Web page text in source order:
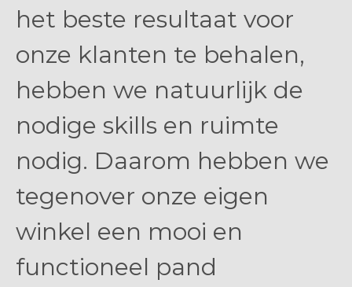
het beste resultaat voor
onze klanten te behalen,
hebben we natuurlijk de
nodige skills en ruimte
nodig. Daarom hebben we
tegenover onze eigen
winkel een mooi en
functioneel pand